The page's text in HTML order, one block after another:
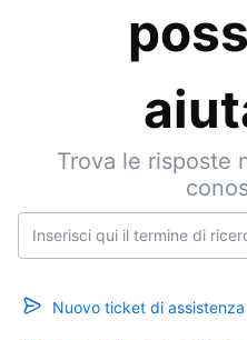
Trova le risposte
Nuovo ticket di assistenza